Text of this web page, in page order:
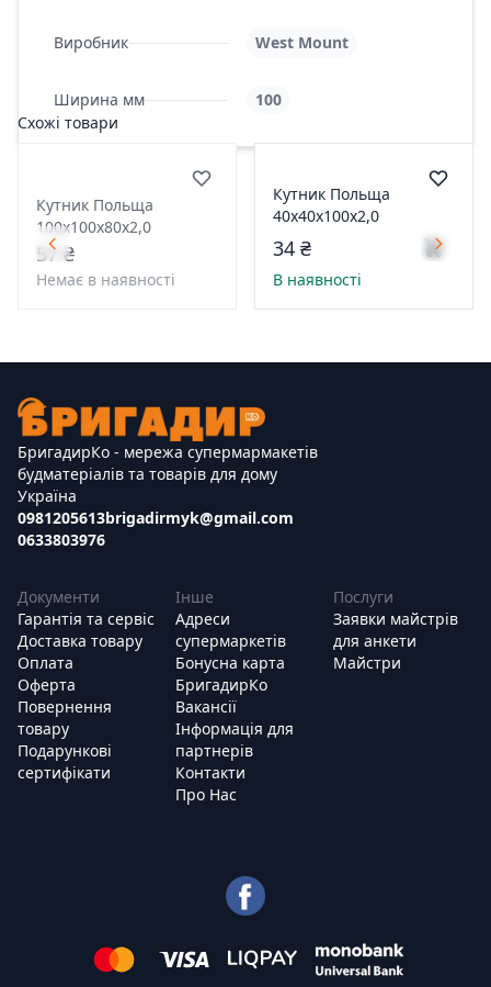
Виробник West Mount
Ширина мм
100
Схожі товари
Кутник Польща
100х100х80х2,0
57 ₴
Немає в наявності
Кутник Польща
40х40х100х2,0
34 ₴
В наявності
БригадирКо - мережа супермармакетів
будматеріалів та товарів для дому
Україна
0981205613
0633803976
brigadirmyk@gmail.com
Документи
Гарантія та сервіс
Доставка товару
Оплата
Оферта
Повернення
товару
Подарункові
сертифікати
Інше
Адреси
супермаркетів
Бонусна карта
БригадирКо
Вакансії
Інформація для
партнерів
Контакти
Про Нас
Послуги
Заявки майстрів
для анкети
Майстри